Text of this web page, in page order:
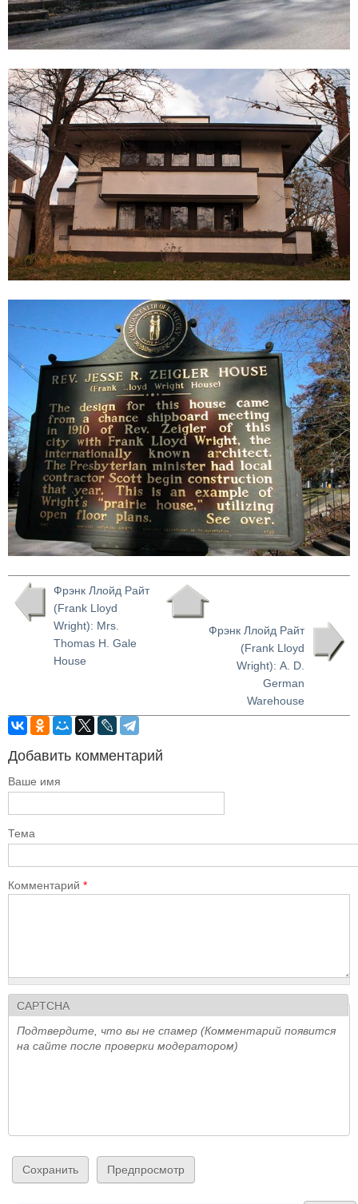
Фрэнк Ллойд Райт
(Frank Lloyd
Wright): Mrs.
Thomas H. Gale
House
Фрэнк Ллойд Райт
(Frank Lloyd
Wright): A. D.
German
Warehouse
Добавить комментарий
Ваше имя
Тема
Комментарий *
CAPTCHA
Подтвердите, что вы не спамер (Комментарий появится
на сайте после проверки модератором)